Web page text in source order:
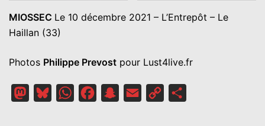
MIOSSEC Le 10 décembre 2021 – L’Entrepôt – Le
Haillan (33)
Photos Philippe Prevost pour Lust4live.fr
MastodonBlueskyWhatsAppFacebookSnapchat
Email
Copy